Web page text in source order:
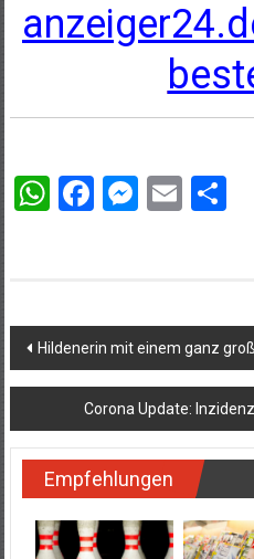
WhatsApp
Facebook
Email
Hildenerin mit einem ganz
Corona Update:
Empfehlungen